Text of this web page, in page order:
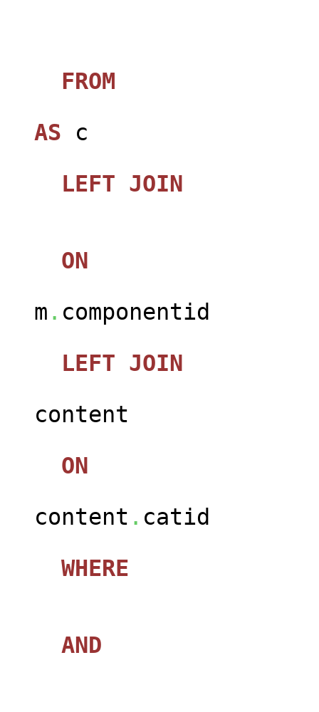
FROM
AS c
LEFT JOIN
ON
m . componentid
LEFT JOIN
content
ON
content . catid
WHERE
AND